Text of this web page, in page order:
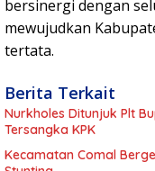
bersinergi dengan
mewujudkan
tertata.
Berita Terkait
Nurkholes Ditunjuk Plt
Tersangka KPK
Kecamatan Comal